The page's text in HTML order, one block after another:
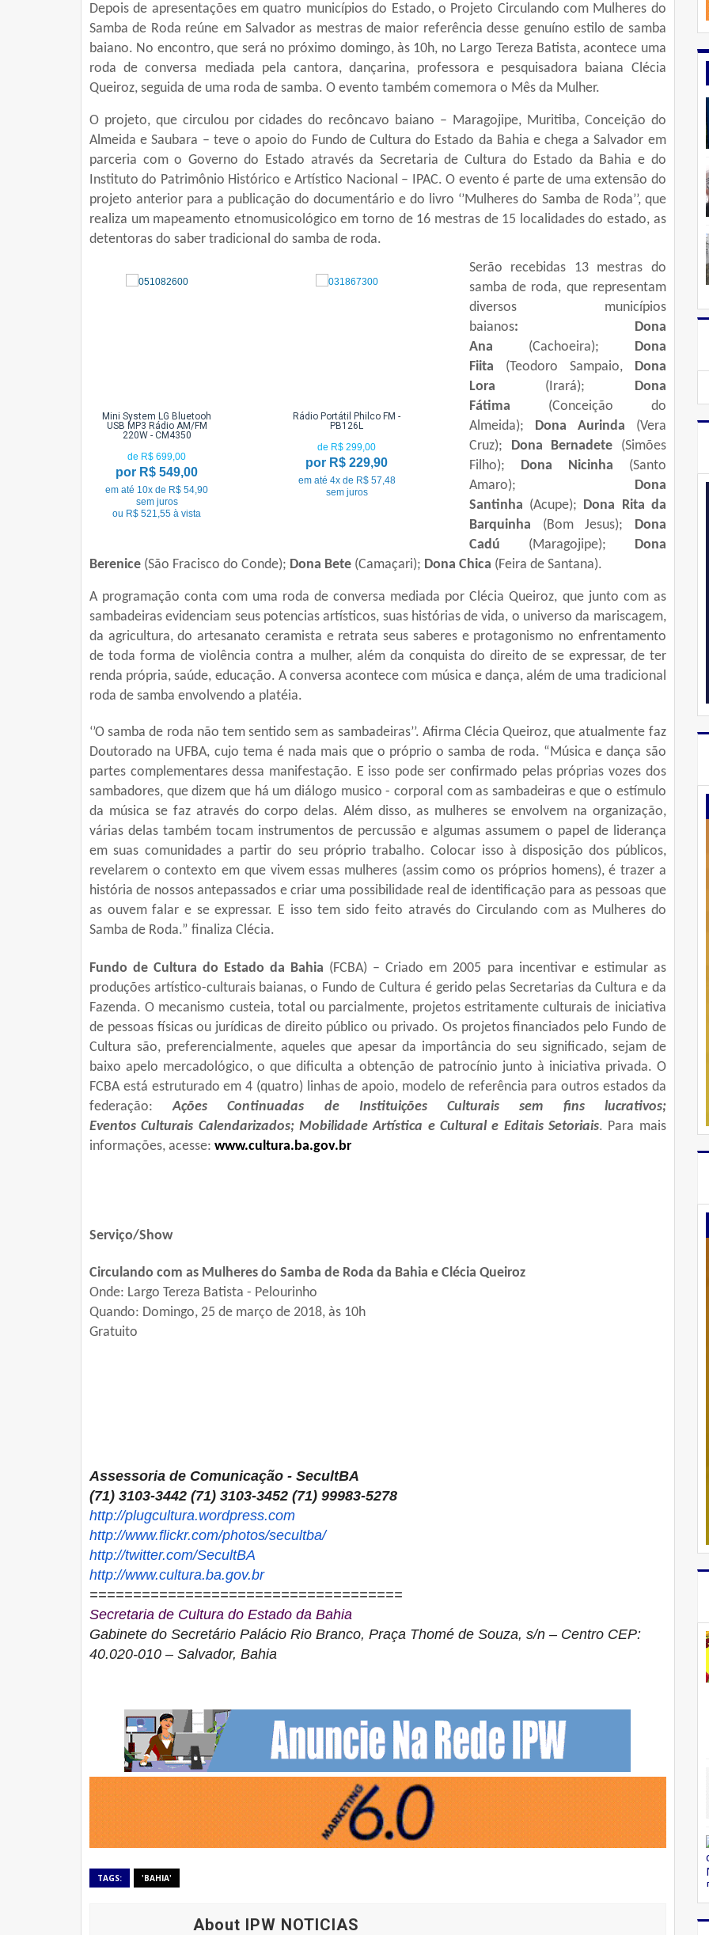
Depois de apresentações em quatro municípios do Estado, o Projeto Circulando com Mulheres do
Samba de Roda reúne em Salvador as mestras de maior referência desse genuíno estilo de samba
baiano. No encontro, que será no próximo domingo, às 10h, no Largo Tereza Batista, acontece uma
roda de conversa mediada pela cantora, dançarina, professora e pesquisadora baiana Clécia
Queiroz, seguida de uma roda de samba. O evento também comemora o Mês da Mulher.
O projeto, que circulou por cidades do recôncavo baiano – Maragojipe, Muritiba, Conceição do
Almeida e Saubara – teve o apoio do Fundo de Cultura do Estado da Bahia e chega a Salvador em
parceria com o Governo do Estado através da Secretaria de Cultura do Estado da Bahia e do
Instituto do Patrimônio Histórico e Artístico Nacional – IPAC. O evento é parte de uma extensão do
projeto anterior para a publicação do documentário e do livro ‘’Mulheres do Samba de Roda’’, que
realiza um mapeamento etnomusicológico em torno de 16 mestras de 15 localidades do estado, as
detentoras do saber tradicional do samba de roda.
Mini System LG Bluetooh
USB MP3 Rádio AM/FM
220W - CM4350
de R$ 699,00
por R$ 549,00
em até 10x de R$ 54,90
sem juros
ou R$ 521,55 à vista
Rádio Portátil Philco FM -
PB126L
de R$ 299,00
por R$ 229,90
em até 4x de R$ 57,48
sem juros
Serão recebidas 13 mestras do
samba de roda, que representam
diversos municípios
baianos: Dona
Ana (Cachoeira); Dona
Fiita (Teodoro Sampaio, Dona
Lora (Irará); Dona
Fátima (Conceição do
Almeida); Dona Aurinda (Vera
Cruz); Dona Bernadete (Simões
Filho); Dona Nicinha (Santo
Amaro); Dona
Santinha (Acupe); Dona Rita da
Barquinha (Bom Jesus); Dona
Cadú (Maragojipe); Dona
Berenice (São Fracisco do Conde); Dona Bete (Camaçari); Dona Chica (Feira de Santana).
A programação conta com uma roda de conversa mediada por Clécia Queiroz, que junto com as
sambadeiras evidenciam seus potencias artísticos, suas histórias de vida, o universo da mariscagem,
da agricultura, do artesanato ceramista e retrata seus saberes e protagonismo no enfrentamento
de toda forma de violência contra a mulher, além da conquista do direito de se expressar, de ter
renda própria, saúde, educação. A conversa acontece com música e dança, além de uma tradicional
roda de samba envolvendo a platéia.
‘’O samba de roda não tem sentido sem as sambadeiras’’. Afirma Clécia Queiroz, que atualmente faz
Doutorado na UFBA, cujo tema é nada mais que o próprio o samba de roda. “Música e dança são
partes complementares dessa manifestação. E isso pode ser confirmado pelas próprias vozes dos
sambadores, que dizem que há um diálogo musico - corporal com as sambadeiras e que o estímulo
da música se faz através do corpo delas. Além disso, as mulheres se envolvem na organização,
várias delas também tocam instrumentos de percussão e algumas assumem o papel de liderança
em suas comunidades a partir do seu próprio trabalho. Colocar isso à disposição dos públicos,
revelarem o contexto em que vivem essas mulheres (assim como os próprios homens), é trazer a
história de nossos antepassados e criar uma possibilidade real de identificação para as pessoas que
as ouvem falar e se expressar. E isso tem sido feito através do Circulando com as Mulheres do
Samba de Roda.” finaliza Clécia.
Fundo de Cultura do Estado da Bahia (FCBA) – Criado em 2005 para incentivar e estimular as
produções artístico-culturais baianas, o Fundo de Cultura é gerido pelas Secretarias da Cultura e da
Fazenda. O mecanismo custeia, total ou parcialmente, projetos estritamenteculturais de iniciativa
de pessoas físicas ou jurídicas de direito público ou privado. Os projetos financiados pelo Fundo de
Cultura são, preferencialmente, aqueles que apesar da importância do seu significado, sejam de
baixo apelo mercadológico, o que dificulta a obtenção de patrocínio junto à iniciativa privada. O
FCBA está estruturado em 4 (quatro) linhas de apoio, modelo de referência para outros estados da
federação:Ações Continuadas de Instituições Culturais
sem fins lucrativos;
Eventos Culturais Calendarizados; Mobilidade Artística e Cultural e Editais Setoriais. Para mais
informações, acesse: www.cultura.ba.gov.br
Serviço/Show
Circulando com as Mulheres do Samba de Roda da Bahia e Clécia Queiroz
Onde: Largo Tereza Batista - Pelourinho
Quando: Domingo, 25 de março de 2018, às 10h
Gratuito
Assessoria de Comunicação - SecultBA
(71) 3103-3442 (71) 3103-3452 (71) 99983-5278
http://plugcultura.wordpress.com
http://www.flickr.com/photos/secultba/
http://twitter.com/SecultBA
http://www.cultura.ba.gov.br
====================================
Secretaria de Cultura do Estado da Bahia
Gabinete do Secretário Palácio Rio Branco, Praça Thomé de Souza, s/n – Centro CEP:
40.020-010 – Salvador, Bahia
TAGS: 'BAHIA'
About IPW NOTICIAS